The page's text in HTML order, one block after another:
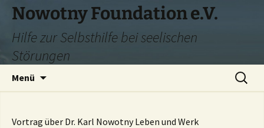
Zum
Inhalt
springen
Nowotny Foundation e.V.
Hilfe zur Selbsthilfe bei seelischen
Störungen
Menü
Suchen
nach:
Vortrag über Dr. Karl Nowotny Leben und Werk